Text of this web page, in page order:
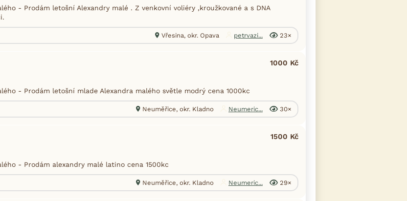
- Prodám letošní Alexandry malé . Z venkovní voliéry ,kroužkované a s DNA
Vřesina, okr. Opava petrvazi... 23×
1000 Kč
- Prodám letošní mlade Alexandra malého světle modrý cena 1000kc
Neuměřice, okr. Kladno Neumeric... 30×
1500 Kč
- Prodám alexandry malé latino cena 1500kc
Neuměřice, okr. Kladno Neumeric... 29×